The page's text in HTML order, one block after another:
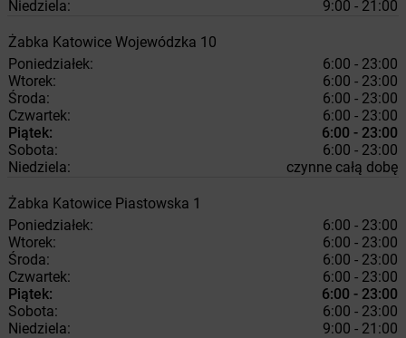
Niedziela: 9:00 - 21:00
Żabka Katowice Wojewódzka 10
Poniedziałek:
6:00 - 23:00
Wtorek:
6:00 - 23:00
Środa:
6:00 - 23:00
Czwartek:
6:00 - 23:00
Piątek:
6:00 - 23:00
Sobota:
6:00 - 23:00
Niedziela:
czynne całą dobę
Żabka Katowice Piastowska 1
Poniedziałek:
6:00 - 23:00
Wtorek:
6:00 - 23:00
Środa:
6:00 - 23:00
Czwartek:
6:00 - 23:00
Piątek:
6:00 - 23:00
Sobota:
6:00 - 23:00
Niedziela:
9:00 - 21:00